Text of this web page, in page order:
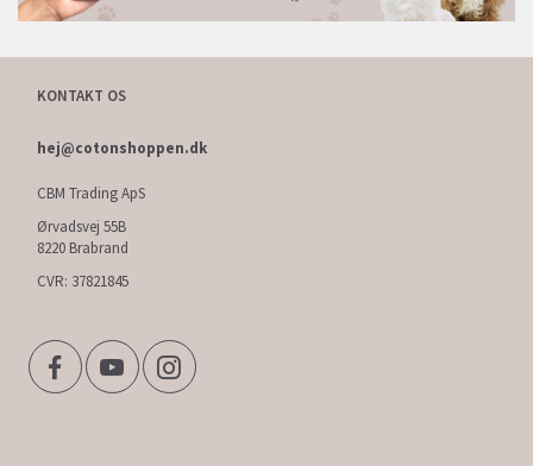
KONTAKT OS
hej@cotonshoppen.dk
CBM Trading ApS
Ørvadsvej 55B
8220 Brabrand
CVR: 37821845